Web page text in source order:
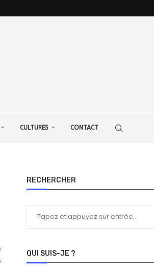
CULTURES CONTACT
RECHERCHER
QUI SUIS-JE ?